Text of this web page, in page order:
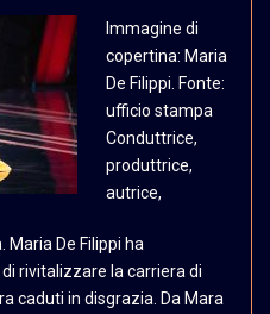
Immagine di
copertina: Maria
De Filippi. Fonte:
ufficio stampa
Conduttrice,
produttrice,
autrice,
Maria De Filippi ha
rivitalizzare la carriera di
caduti in disgrazia. Da Mara